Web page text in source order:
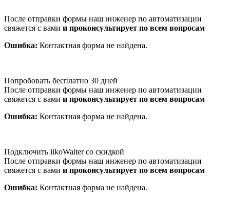
После отправки формы наш инженер по автоматизации
свяжется с вами и проконсультирует по всем вопросам
Ошибка: Контактная форма не найдена.
Попробовать бесплатно 30 дней
После отправки формы наш инженер по автоматизации
свяжется с вами и проконсультирует по всем вопросам
Ошибка: Контактная форма не найдена.
Подключить iikoWaiter со скидкой
После отправки формы наш инженер по автоматизации
свяжется с вами и проконсультирует по всем вопросам
Ошибка: Контактная форма не найдена.